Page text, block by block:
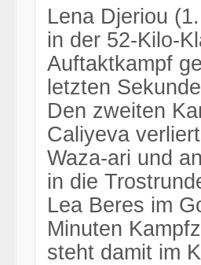
Lena Djeriou
in der 52-Kilo-
Auftaktkampf
letzten
Den zweiten
Caliyeva
Waza-ari und
in die
Lea Beres im
Minuten
steht damit im